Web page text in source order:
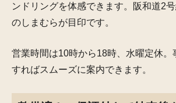
ンドリングを体感できます。阪和道2
のしまむらが目印です。
営業時間は10時から18時、水曜定休。
すればスムーズに案内できます。